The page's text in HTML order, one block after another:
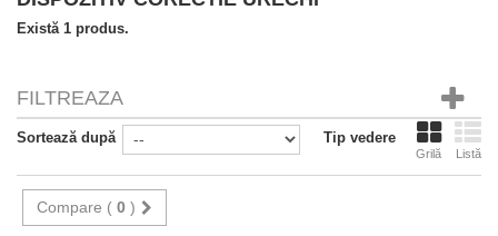
Există 1 produs.
FILTREAZA
Tip vedere
Grilă Listă
Sortează după
Compare ( 0 )